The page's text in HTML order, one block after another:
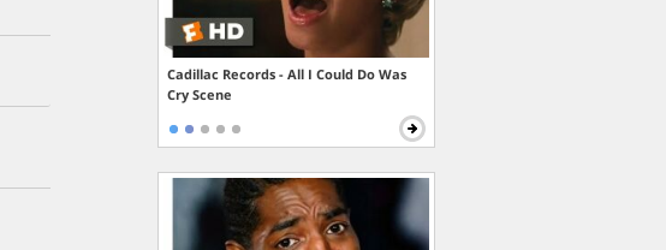
Cadillac Records - All I Could Do Was
Cry Scene